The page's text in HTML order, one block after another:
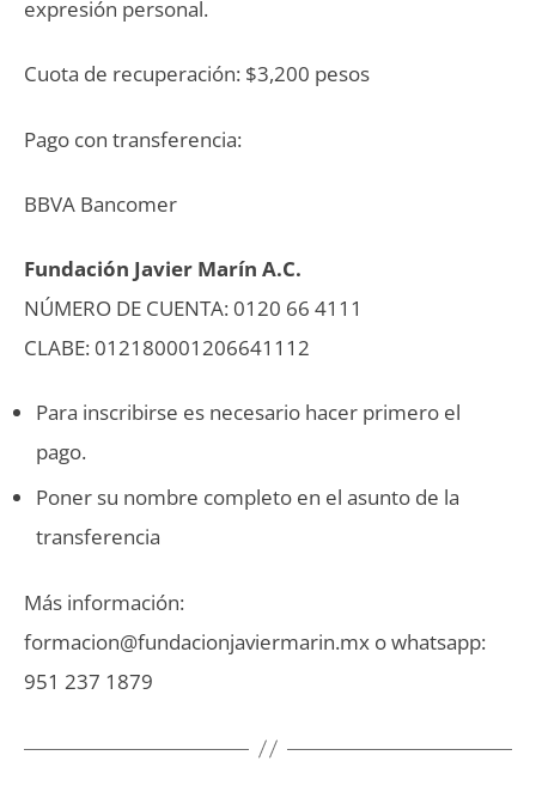
expresión personal.
Cuota de recuperación: $3,200 pesos
Pago con transferencia:
BBVA Bancomer
Fundación Javier Marín A.C.
NÚMERO DE CUENTA: 0120 66 4111
CLABE: 012180001206641112
Para inscribirse es necesario hacer primero el
pago.
Poner su nombre completo en el asunto de la
transferencia
Más información:
formacion@fundacionjaviermarin.mx o whatsapp:
951 237 1879